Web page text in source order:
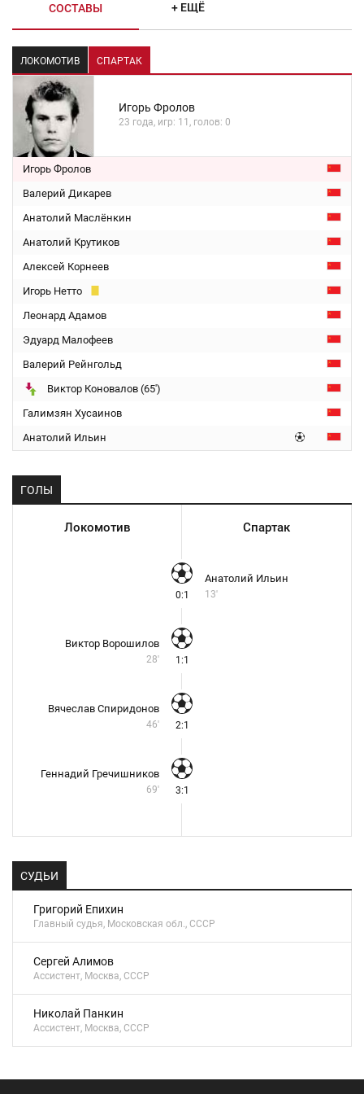
СОСТАВЫ + ЕЩЁ
ЛОКОМОТИВ СПАРТАК
Игорь Фролов
23 года, игр: 11, голов: 0
Игорь Фролов
Валерий Дикарев
Анатолий Маслёнкин
Анатолий Крутиков
Алексей Корнеев
Игорь Нетто
Леонард Адамов
Эдуард Малофеев
Валерий Рейнгольд
Виктор Коновалов (65')
Галимзян Хусаинов
Анатолий Ильин
ГОЛЫ
Локомотив Спартак
0:1
Анатолий Ильин
13'
Виктор Ворошилов
28' 1:1
Вячеслав Спиридонов
46' 2:1
Геннадий Гречишников
69' 3:1
СУДЬИ
Григорий Епихин
Главный судья, Московская обл., СССР
Сергей Алимов
Ассистент, Москва, СССР
Николай Панкин
Ассистент, Москва, СССР